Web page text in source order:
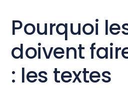
Pourquoi
doivent
: les textes